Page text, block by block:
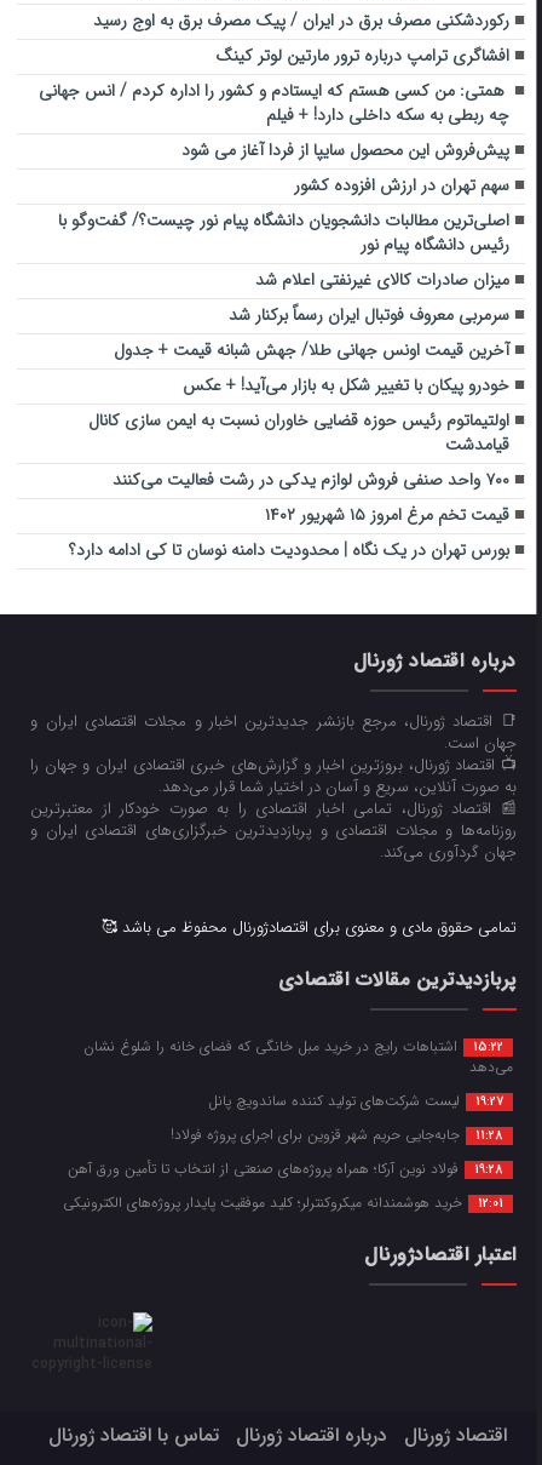
رکوردشکنی مصرف برق در ایران / پیک مصرف برق به اوج رسید
افشاگری ترامپ درباره ترور مارتین لوتر کینگ
همتی: من کسی هستم که ایستادم و کشور را اداره کردم / انس جهانی
چه ربطی به سکه داخلی دارد! + فیلم
پیش‌فروش این محصول سایپا از فردا آغاز می شود
سهم تهران در ارزش افزوده کشور
اصلی‌ترین مطالبات دانشجویان دانشگاه پیام نور چیست؟/ گفت‌وگو با
رئیس دانشگاه پیام نور
میزان صادرات کالای غیرنفتی اعلام شد
سرمربی معروف فوتبال ایران رسماً برکنار شد
آخرین قیمت اونس جهانی طلا/ جهش شبانه قیمت + جدول
خودرو پیکان با تغییر شکل به بازار می‌آید! + عکس
اولتیماتوم رئیس حوزه قضایی خاوران نسبت به ایمن سازی کانال
قیامدشت
۷۰۰ واحد صنفی فروش لوازم یدکی در رشت فعالیت می‌کنند
قیمت تخم مرغ امروز ۱۵ شهریور ۱۴۰۲
بورس تهران در یک نگاه | محدودیت دامنه نوسان تا کی ادامه دارد؟
درباره اقتصاد ژورنال
📑 اقتصاد ژورنال، مرجع بازنشر جدیدترین اخبار و مجلات اقتصادی ایران و
جهان است.
📺 اقتصاد ژورنال، بروزترین اخبار و گزارش‌های خبری اقتصادی ایران و جهان را
به صورت آنلاین، سریع و آسان در اختیار شما قرار می‌‌دهد.
📰 اقتصاد ژورنال، تمامی اخبار اقتصادی را به صورت خودکار از معتبرترین
روزنامه‌ها و مجلات اقتصادی و پربازدیدترین خبرگزاری‌های اقتصادی ایران و
جهان گردآوری می‌کند.
تمامی حقوق مادی و معنوی برای اقتصادژورنال محفوظ می باشد 🥰
پربازدیدترین مقالات اقتصادی
15:22
اشتباهات رایج در خرید مبل خانگی که فضای خانه را شلوغ نشان
می‌دهد
19:27 لیست شرکت‌های تولید کننده ساندویچ پانل
11:28 جابه‌جایی حریم شهر قزوین برای اجرای پروژه فولاد!
19:28 فولاد نوین آرکا؛ همراه پروژه‌های صنعتی از انتخاب تا تأمین ورق آهن
12:01 خرید هوشمندانه میکروکنترلر؛ کلید موفقیت پایدار پروژه‌های الکترونیکی
اعتبار اقتصادژورنال
اقتصاد ژورنال درباره اقتصاد ژورنال تماس با اقتصاد ژورنال